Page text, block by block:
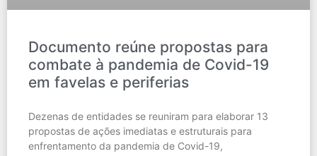
Documento reúne propostas para
combate à pandemia de Covid-19
em favelas e periferias
Dezenas de entidades se reuniram para elaborar 13
propostas de ações imediatas e estruturais para
enfrentamento da pandemia de Covid-19,